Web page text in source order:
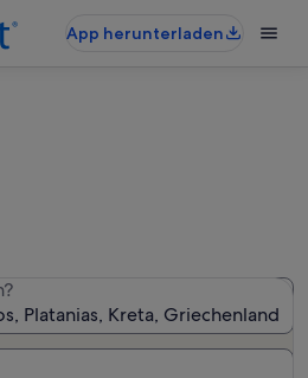
App herunterladen
Platanias, Kreta, Griechenland